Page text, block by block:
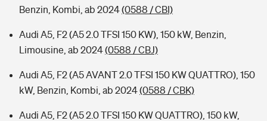
Benzin, Kombi, ab 2024(0588 / CBI)
Audi A5, F2 (A5 2.0 TFSI 150 KW), 150 kW, Benzin,
Limousine, ab 2024(0588 / CBJ)
Audi A5, F2 (A5 AVANT 2.0 TFSI 150 KW QUATTRO), 150
kW, Benzin, Kombi, ab 2024(0588 / CBK)
Audi A5, F2 (A5 2.0 TFSI 150 KW QUATTRO), 150 kW,